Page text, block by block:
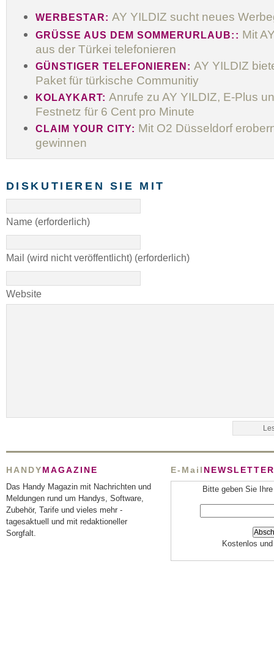
WERBESTAR: AY YILDIZ sucht neues
GRÜSSE AUS DEM SOMMERURLAUB:: Mit
aus der Türkei telefonieren
GÜNSTIGER TELEFONIEREN:AY YILDIZ
Paket für türkische Communitiy
KOLAYKART: Anrufe zu AY YILDIZ, E-Plus
Festnetz für 6 Cent pro Minute
CLAIM YOUR CITY: Mit O2 Düsseldorf
gewinnen
DISKUTIEREN SIE MIT
Name (erforderlich)
Mail (wird nicht veröffentlicht) (erforderlich)
Website
HANDYMAGAZINE
Das Handy Magazin mit Nachrichten und
Meldungen rund um Handys, Software,
Zubehör, Tarife und vieles mehr -
tagesaktuell und mit redaktioneller
Sorgfalt.
E-Mail NEWSLETTER
Bitte geben Sie
Kostenlos